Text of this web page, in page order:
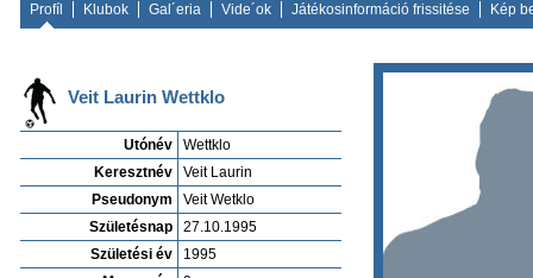
Profíl Klubok Gal´eria Vide´ok Játékosinformáció frissitése Kép
Veit Laurin Wettklo
Utónév
Wettklo
Keresztnév
Veit Laurin
Pseudonym
Veit Wetklo
Születésnap
27.10.1995
Születési év
1995